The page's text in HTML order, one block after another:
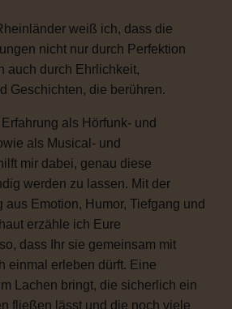
weiß ich, dass die
nicht nur durch Perfektion
auch durch Ehrlichkeit,
Geschichten, die berühren.
als Hörfunk- und
als Musical- und
mir dabei, genau diese
werden zu lassen. Mit der
aus Emotion, Humor, Tiefgang und
erzähle ich Eure
dass Ihr sie gemeinsam mit
einmal erleben dürft. Eine
Lachen bringt, die sicherlich ein
fließen lässt und die noch viele